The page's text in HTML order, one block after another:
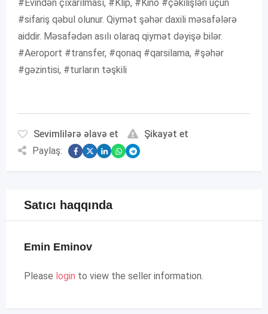
#Evindən çıxarılması, #Klip, #Kino #çəkilişləri üçün
#sifariş qəbul olunur. Qiymət şəhər daxili məsafələrə
aiddir. Məsafədən asılı olaraq qiymət dəyişə bilər.
#Aeroport #transfer, #qonaq #qarsilama, #şəhər
#gəzintisi, #turların təşkili
Sevimlilərə əlavə et
Şikayət et
Paylaş:
Satıcı haqqında
Emin Eminov
Please login to view the seller information.